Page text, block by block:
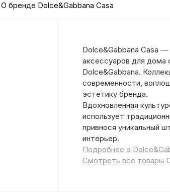
О бренде Dolce&Gabbana Casa
Dolce&Gabbana Casa
аксессуаров для дома
Dolce&Gabbana.
современности,
эстетику бренда.
Вдохновленная
использует
привнося уникальный
интерьер.
Подробнее о
Смотреть все товары